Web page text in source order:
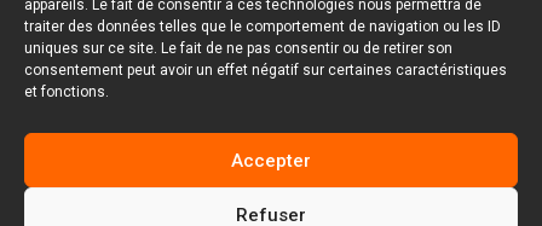
appareils. Le fait de consentir à ces technologies nous permettra de
traiter des données telles que le comportement de navigation ou les ID
uniques sur ce site. Le fait de ne pas consentir ou de retirer son
consentement peut avoir un effet négatif sur certaines caractéristiques
et fonctions.
Accepter
Refuser
1 Rue Chanzy, 62000 Arras, Hauts-de-France
Facem Web Copyright © 2025.Mentions légales et